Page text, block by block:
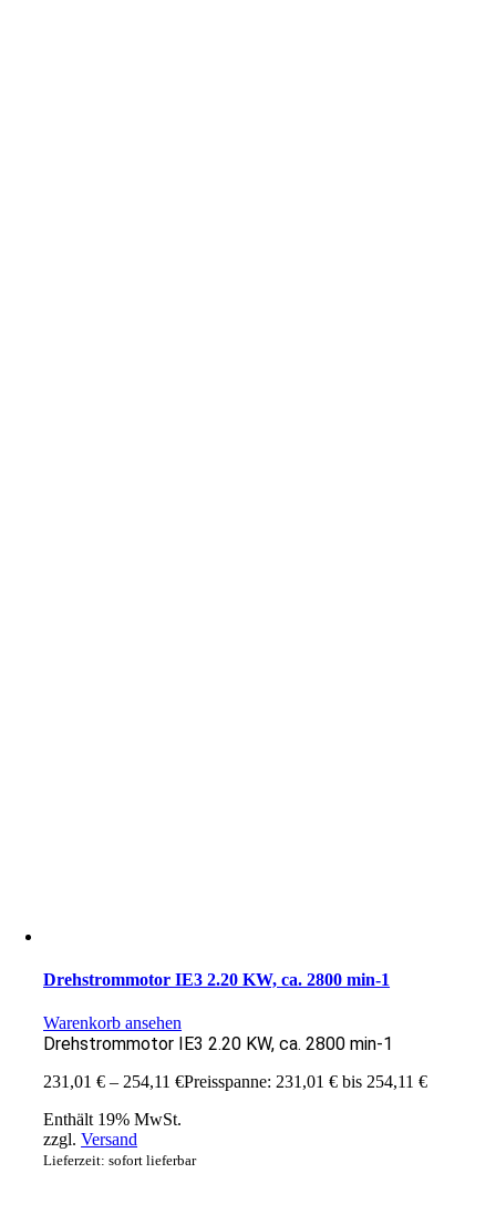
Drehstrommotor IE3 2.20 KW, ca. 2800 min-1
Warenkorb ansehen
Drehstrommotor IE3 2.20 KW, ca. 2800 min-1
231,01€ – 254,11€Preisspanne: 231,01 € bis 254,11 €
Enthält 19% MwSt.
zzgl.Versand
Lieferzeit: sofort lieferbar